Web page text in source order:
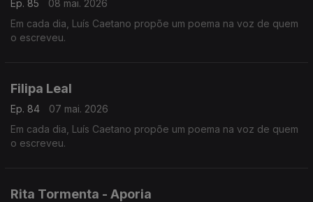
Ep. 85
08 mai. 2026
Em cada dia, Luís Caetano propõe um poema na voz de quem
o escreveu.
Filipa Leal
Ep. 84
07 mai. 2026
Em cada dia, Luís Caetano propõe um poema na voz de quem
o escreveu.
Rita Tormenta - Aporia